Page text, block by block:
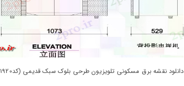
دانلود نقشه برق مسکونی تلویزیون طرحی بلوک سبک قدیمی (کد151920)